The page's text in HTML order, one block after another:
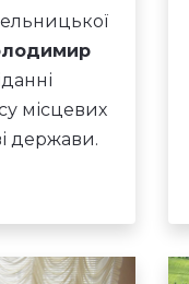
місцевих
держави.